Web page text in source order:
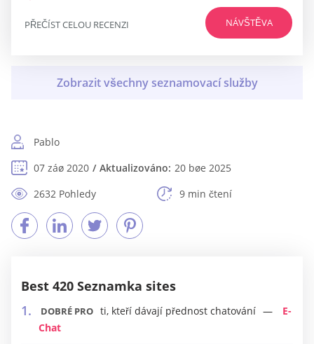
NÁVŠTĚVA
PŘEČÍST CELOU RECENZI
Pablo
07 záø 2020
Aktualizováno: 20 bøe 2025
2632 Pohledy
9 min čtení
Best 420 Seznamka sites
DOBRÉ PRO ti, kteří dávají přednost chatování
E-
Chat